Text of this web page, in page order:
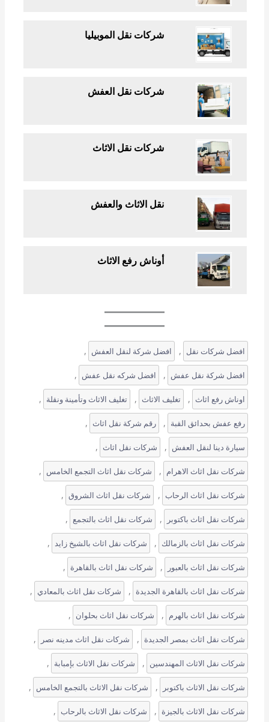
شركات نقل الموبيليا
شركات نقل العفش
شركات نقل الاثاث
نقل الاثاث والعفش
أوناش رفع الاثاث
افضل شركات نقل , افضل شركة لنقل العفش ,
افضل شركة نقل عفش , افضل شركه نقل عفش ,
اوناش رفع اثاث , تغليف الاثاث , تغليف الاثاث وتأمينة ونقلة ,
رفع عفش بحدائق القبة , رقم شركة نقل اثاث ,
سيارة دينا لنقل العفش , شركات نقل اثاث ,
شركات نقل اثاث الاهرام , شركات نقل اثاث التجمع الخامس ,
شركات نقل اثاث الرحاب , شركات نقل اثاث الشروق ,
شركات نقل اثاث باكتوبر , شركات نقل اثاث بالتجمع ,
شركات نقل اثاث بالزمالك , شركات نقل اثاث بالشيخ زايد ,
شركات نقل اثاث بالعبور , شركات نقل اثاث بالقاهرة ,
شركات نقل اثاث بالقاهرة الجديدة , شركات نقل اثاث بالمعادي ,
شركات نقل اثاث بالهرم , شركات نقل اثاث بحلوان ,
شركات نقل اثاث بمصر الجديدة , شركات نقل اثاث مدينه نصر ,
شركات نقل الاثاث المهندسين , شركات نقل الاثاث بإمبابة ,
شركات نقل الاثاث باكتوبر , شركات نقل الاثاث بالتجمع الخامس ,
شركات نقل الاثاث بالجيزة , شركات نقل الاثاث بالرحاب ,